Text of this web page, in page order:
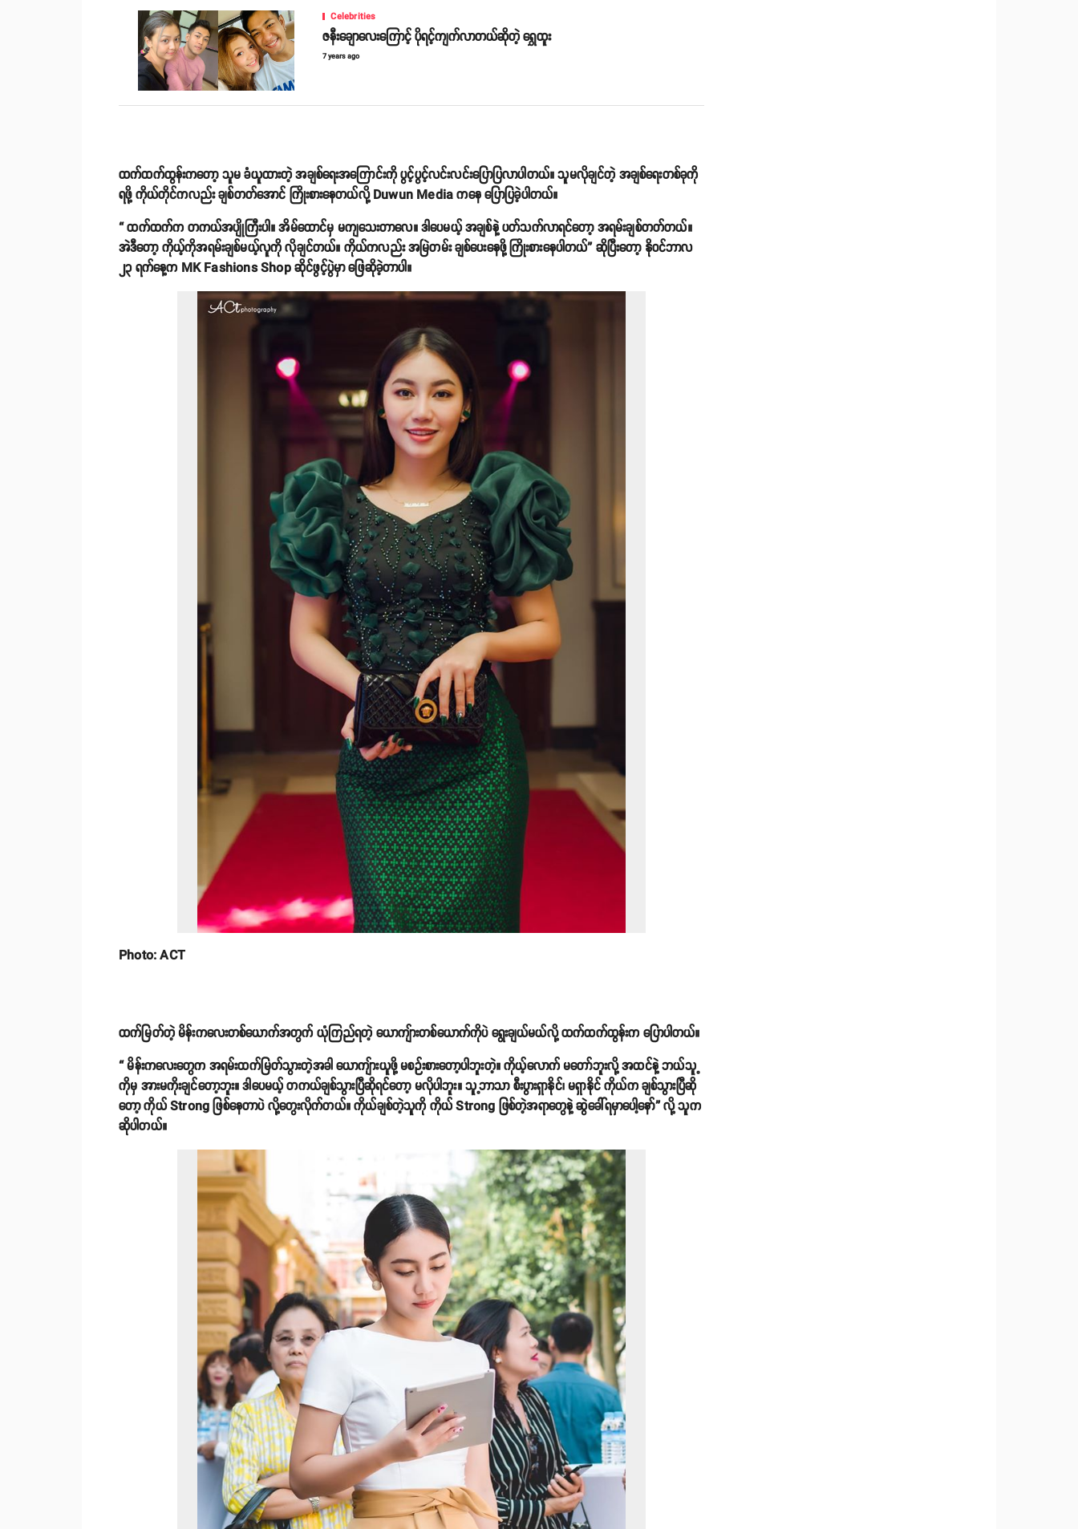
Celebrities
ဇနီးချောလေးကြောင့် ပိုရင့်ကျက်လာတယ်ဆိုတဲ့ ရွှေထူး
7 years ago
ထက်ထက်ထွန်းကတော့ သူမ ခံယူထားတဲ့ အချစ်ရေးအကြောင်းကို ပွင့်ပွင့်လင်းလင်းပြောပြလာပါတယ်။ သူမလိုချင်တဲ့ အချစ်ရေးတစ်ခုကို
ရဖို့ ကိုယ်တိုင်ကလည်း ချစ်တတ်အောင် ကြိုးစားနေတယ်လို့ Duwun Media ကနေ ပြောပြခဲ့ပါတယ်။
“ ထက်ထက်က တကယ်အပျိုကြီးပါ။ အိမ်ထောင်မှ မကျသေးတာလေ။ ဒါပေမယ့် အချစ်နဲ့ ပတ်သက်လာရင်တော့ အရမ်းချစ်တတ်တယ်။
အဲဒီတော့ ကိုယ့်ကိုအရမ်းချစ်မယ့်လူကို လိုချင်တယ်။ ကိုယ်ကလည်း အမြဲတမ်း ချစ်ပေးနေဖို့ ကြိုးစားနေပါတယ်” ဆိုပြီးတော့ နိုဝင်ဘာလ
၂၃ ရက်နေ့က MK Fashions Shop ဆိုင်ဖွင့်ပွဲမှာ ဖြေဆိုခဲ့တာပါ။
Photo: ACT
ထက်မြတ်တဲ့ မိန်းကလေးတစ်ယောက်အတွက် ယုံကြည်ရတဲ့ ယောကျ်ားတစ်ယောက်ကိုပဲ ရွေးချယ်မယ်လို့ ထက်ထက်ထွန်းက ပြောပါတယ်။
“ မိန်းကလေးတွေက အရမ်းထက်မြတ်သွားတဲ့အခါ ယောကျ်ားယူဖို့ မစဉ်းစားတော့ပါဘူးတဲ့။ ကိုယ့်လောက် မတော်ဘူးလို့ အထင်နဲ့ ဘယ်သူ့
ကိုမှ အားမကိုးချင်တော့ဘူး။ ဒါပေမယ့် တကယ်ချစ်သွားပြီဆိုရင်တော့ မလိုပါဘူး။ သူ့ဘာသာ စီးပွားရှာနိုင်၊ မရှာနိုင် ကိုယ်က ချစ်သွားပြီဆို
တော့ ကိုယ် Strong ဖြစ်နေတာပဲ လို့တွေးလိုက်တယ်။ ကိုယ်ချစ်တဲ့သူကို ကိုယ် Strong ဖြစ်တဲ့အရာတွေနဲ့ ဆွဲခေါ်ရမှာပေါ့နော်” လို့ သူက
ဆိုပါတယ်။